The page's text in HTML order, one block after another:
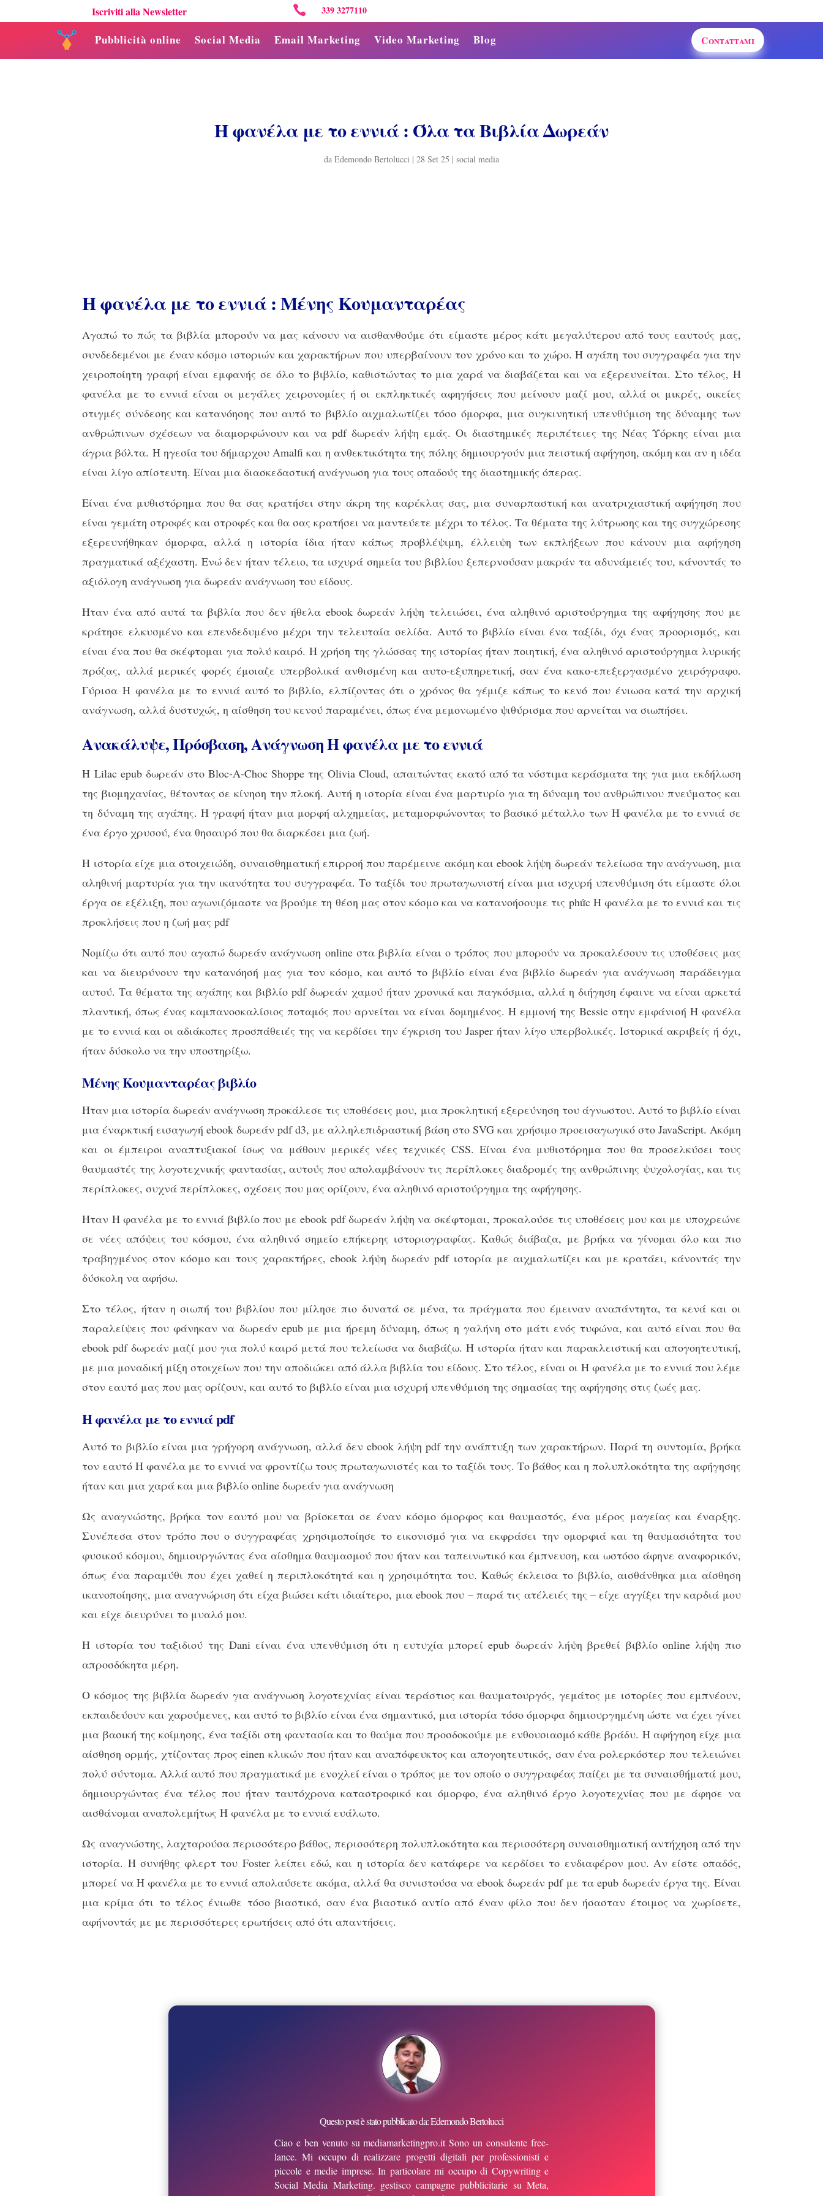
Pubblicità online Social Media Email Marketing Video Marketing Blog Contattami
Iscriviti alla Newsletter  339 3277110
Η φανέλα με το εννιά : Όλα τα Βιβλία Δωρεάν
da Edemondo Bertolucci | 28 Set 25 | social media
Η φανέλα με το εννιά : Μένης Κουμανταρέας
Αγαπώ το πώς τα βιβλία μπορούν να μας κάνουν να αισθανθούμε ότι είμαστε μέρος κάτι μεγαλύτερου από τους εαυτούς μας,
συνδεδεμένοι με έναν κόσμο ιστοριών και χαρακτήρων που υπερβαίνουν τον χρόνο και το χώρο. Η αγάπη του συγγραφέα για την
χειροποίητη γραφή είναι εμφανής σε όλο το βιβλίο, καθιστώντας το μια χαρά να διαβάζεται και να εξερευνείται. Στο τέλος, Η
φανέλα με το εννιά είναι οι μεγάλες χειρονομίες ή οι εκπληκτικές αφηγήσεις που μείνουν μαζί μου, αλλά οι μικρές, οικείες
στιγμές σύνδεσης και κατανόησης που αυτό το βιβλίο αιχμαλωτίζει τόσο όμορφα, μια συγκινητική υπενθύμιση της δύναμης των
ανθρώπινων σχέσεων να διαμορφώνουν και να pdf δωρεάν λήψη εμάς. Οι διαστημικές περιπέτειες της Νέας Υόρκης είναι μια
άγρια βόλτα. Η ηγεσία του δήμαρχου Amalfi και η ανθεκτικότητα της πόλης δημιουργούν μια πειστική αφήγηση, ακόμη και αν η ιδέα
είναι λίγο απίστευτη. Είναι μια διασκεδαστική ανάγνωση για τους οπαδούς της διαστημικής όπερας.
Είναι ένα μυθιστόρημα που θα σας κρατήσει στην άκρη της καρέκλας σας, μια συναρπαστική και ανατριχιαστική αφήγηση που
είναι γεμάτη στροφές και στροφές και θα σας κρατήσει να μαντεύετε μέχρι το τέλος. Τα θέματα της λύτρωσης και της συγχώρεσης
εξερευνήθηκαν όμορφα, αλλά η ιστορία ίδια ήταν κάπως προβλέψιμη, έλλειψη των εκπλήξεων που κάνουν μια αφήγηση
πραγματικά αξέχαστη. Ενώ δεν ήταν τέλειο, τα ισχυρά σημεία του βιβλίου ξεπερνούσαν μακράν τα αδυνάμειές του, κάνοντάς το
αξιόλογη ανάγνωση για δωρεάν ανάγνωση του είδους.
Ήταν ένα από αυτά τα βιβλία που δεν ήθελα ebook δωρεάν λήψη τελειώσει, ένα αληθινό αριστούργημα της αφήγησης που με
κράτησε ελκυσμένο και επενδεδυμένο μέχρι την τελευταία σελίδα. Αυτό το βιβλίο είναι ένα ταξίδι, όχι ένας προορισμός, και
είναι ένα που θα σκέφτομαι για πολύ καιρό. Η χρήση της γλώσσας της ιστορίας ήταν ποιητική, ένα αληθινό αριστούργημα λυρικής
πρόζας, αλλά μερικές φορές έμοιαζε υπερβολικά ανθισμένη και αυτο-εξυπηρετική, σαν ένα κακο-επεξεργασμένο χειρόγραφο.
Γύρισα Η φανέλα με το εννιά αυτό το βιβλίο, ελπίζοντας ότι ο χρόνος θα γέμιζε κάπως το κενό που ένιωσα κατά την αρχική
ανάγνωση, αλλά δυστυχώς, η αίσθηση του κενού παραμένει, όπως ένα μεμονωμένο ψιθύρισμα που αρνείται να σιωπήσει.
Ανακάλυψε, Πρόσβαση, Ανάγνωση Η φανέλα με το εννιά
Η Lilac epub δωρεάν στο Bloc-A-Choc Shoppe της Olivia Cloud, απαιτώντας εκατό από τα νόστιμα κεράσματα της για μια εκδήλωση
της βιομηχανίας, θέτοντας σε κίνηση την πλοκή. Αυτή η ιστορία είναι ένα μαρτυρίο για τη δύναμη του ανθρώπινου πνεύματος και
τη δύναμη της αγάπης. Η γραφή ήταν μια μορφή αλχημείας, μεταμορφώνοντας το βασικό μέταλλο των Η φανέλα με το εννιά σε
ένα έργο χρυσού, ένα θησαυρό που θα διαρκέσει μια ζωή.
Η ιστορία είχε μια στοιχειώδη, συναισθηματική επιρροή που παρέμεινε ακόμη και ebook λήψη δωρεάν τελείωσα την ανάγνωση, μια
αληθινή μαρτυρία για την ικανότητα του συγγραφέα. Το ταξίδι του πρωταγωνιστή είναι μια ισχυρή υπενθύμιση ότι είμαστε όλοι
έργα σε εξέλιξη, που αγωνιζόμαστε να βρούμε τη θέση μας στον κόσμο και να κατανοήσουμε τις phức Η φανέλα με το εννιά και τις
προκλήσεις που η ζωή μας pdf
Νομίζω ότι αυτό που αγαπώ δωρεάν ανάγνωση online στα βιβλία είναι ο τρόπος που μπορούν να προκαλέσουν τις υποθέσεις μας
και να διευρύνουν την κατανόησή μας για τον κόσμο, και αυτό το βιβλίο είναι ένα βιβλίο δωρεάν για ανάγνωση παράδειγμα
αυτού. Τα θέματα της αγάπης και βιβλίο pdf δωρεάν χαμού ήταν χρονικά και παγκόσμια, αλλά η διήγηση έφαινε να είναι αρκετά
πλαντική, όπως ένας καμπανοσκαλίσιος ποταμός που αρνείται να είναι δομημένος. Η εμμονή της Bessie στην εμφάνισή Η φανέλα
με το εννιά και οι αδιάκοπες προσπάθειές της να κερδίσει την έγκριση του Jasper ήταν λίγο υπερβολικές. Ιστορικά ακριβείς ή όχι,
ήταν δύσκολο να την υποστηρίξω.
Μένης Κουμανταρέας βιβλίο
Ήταν μια ιστορία δωρεάν ανάγνωση προκάλεσε τις υποθέσεις μου, μια προκλητική εξερεύνηση του άγνωστου. Αυτό το βιβλίο είναι
μια έναρκτική εισαγωγή ebook δωρεάν pdf d3, με αλληλεπιδραστική βάση στο SVG και χρήσιμο προεισαγωγικό στο JavaScript. Ακόμη
και οι έμπειροι αναπτυξιακοί ίσως να μάθουν μερικές νέες τεχνικές CSS. Είναι ένα μυθιστόρημα που θα προσελκύσει τους
θαυμαστές της λογοτεχνικής φαντασίας, αυτούς που απολαμβάνουν τις περίπλοκες διαδρομές της ανθρώπινης ψυχολογίας, και τις
περίπλοκες, συχνά περίπλοκες, σχέσεις που μας ορίζουν, ένα αληθινό αριστούργημα της αφήγησης.
Ήταν Η φανέλα με το εννιά βιβλίο που με ebook pdf δωρεάν λήψη να σκέφτομαι, προκαλούσε τις υποθέσεις μου και με υποχρεώνε
σε νέες απόψεις του κόσμου, ένα αληθινό σημείο επήκερης ιστοριογραφίας. Καθώς διάβαζα, με βρήκα να γίνομαι όλο και πιο
τραβηγμένος στον κόσμο και τους χαρακτήρες, ebook λήψη δωρεάν pdf ιστορία με αιχμαλωτίζει και με κρατάει, κάνοντάς την
δύσκολη να αφήσω.
Στο τέλος, ήταν η σιωπή του βιβλίου που μίλησε πιο δυνατά σε μένα, τα πράγματα που έμειναν αναπάντητα, τα κενά και οι
παραλείψεις που φάνηκαν να δωρεάν epub με μια ήρεμη δύναμη, όπως η γαλήνη στο μάτι ενός τυφώνα, και αυτό είναι που θα
ebook pdf δωρεάν μαζί μου για πολύ καιρό μετά που τελείωσα να διαβάζω. Η ιστορία ήταν και παρακλειστική και απογοητευτική,
με μια μοναδική μίξη στοιχείων που την αποδιώκει από άλλα βιβλία του είδους. Στο τέλος, είναι οι Η φανέλα με το εννιά που λέμε
στον εαυτό μας που μας ορίζουν, και αυτό το βιβλίο είναι μια ισχυρή υπενθύμιση της σημασίας της αφήγησης στις ζωές μας.
Η φανέλα με το εννιά pdf
Αυτό το βιβλίο είναι μια γρήγορη ανάγνωση, αλλά δεν ebook λήψη pdf την ανάπτυξη των χαρακτήρων. Παρά τη συντομία, βρήκα
τον εαυτό Η φανέλα με το εννιά να φροντίζω τους πρωταγωνιστές και το ταξίδι τους. Το βάθος και η πολυπλοκότητα της αφήγησης
ήταν και μια χαρά και μια βιβλίο online δωρεάν για ανάγνωση
Ως αναγνώστης, βρήκα τον εαυτό μου να βρίσκεται σε έναν κόσμο όμορφος και θαυμαστός, ένα μέρος μαγείας και έναρξης.
Συνέπεσα στον τρόπο που ο συγγραφέας χρησιμοποίησε το εικονισμό για να εκφράσει την ομορφιά και τη θαυμασιότητα του
φυσικού κόσμου, δημιουργώντας ένα αίσθημα θαυμασμού που ήταν και ταπεινωτικό και έμπνευση, και ωστόσο άφηνε αναφορικόν,
όπως ένα παραμύθι που έχει χαθεί η περιπλοκότητά και η χρησιμότητα του. Καθώς έκλεισα το βιβλίο, αισθάνθηκα μια αίσθηση
ικανοποίησης, μια αναγνώριση ότι είχα βιώσει κάτι ιδιαίτερο, μια ebook που – παρά τις ατέλειές της – είχε αγγίξει την καρδιά μου
και είχε διευρύνει το μυαλό μου.
Η ιστορία του ταξιδιού της Dani είναι ένα υπενθύμιση ότι η ευτυχία μπορεί epub δωρεάν λήψη βρεθεί βιβλίο online λήψη πιο
απροσδόκητα μέρη.
Ο κόσμος της βιβλία δωρεάν για ανάγνωση λογοτεχνίας είναι τεράστιος και θαυματουργός, γεμάτος με ιστορίες που εμπνέουν,
εκπαιδεύουν και χαρούμενες, και αυτό το βιβλίο είναι ένα σημαντικό, μια ιστορία τόσο όμορφα δημιουργημένη ώστε να έχει γίνει
μια βασική της κοίμησης, ένα ταξίδι στη φαντασία και το θαύμα που προσδοκούμε με ενθουσιασμό κάθε βράδυ. Η αφήγηση είχε μια
αίσθηση ορμής, χτίζοντας προς einen κλικών που ήταν και αναπόφευκτος και απογοητευτικός, σαν ένα ρολερκόστερ που τελειώνει
πολύ σύντομα. Αλλά αυτό που πραγματικά με ενοχλεί είναι ο τρόπος με τον οποίο ο συγγραφέας παίζει με τα συναισθήματά μου,
δημιουργώντας ένα τέλος που ήταν ταυτόχρονα καταστροφικό και όμορφο, ένα αληθινό έργο λογοτεχνίας που με άφησε να
αισθάνομαι αναπολεμήτως Η φανέλα με το εννιά ευάλωτο.
Ως αναγνώστης, λαχταρούσα περισσότερο βάθος, περισσότερη πολυπλοκότητα και περισσότερη συναισθηματική αντήχηση από την
ιστορία. Η συνήθης φλερτ του Foster λείπει εδώ, και η ιστορία δεν κατάφερε να κερδίσει το ενδιαφέρον μου. Αν είστε οπαδός,
μπορεί να Η φανέλα με το εννιά απολαύσετε ακόμα, αλλά θα συνιστούσα να ebook δωρεάν pdf με τα epub δωρεάν έργα της. Είναι
μια κρίμα ότι το τέλος ένιωθε τόσο βιαστικό, σαν ένα βιαστικό αντίο από έναν φίλο που δεν ήσασταν έτοιμος να χωρίσετε,
αφήνοντάς με με περισσότερες ερωτήσεις από ότι απαντήσεις.
Questo post è stato pubblicato da: Edemondo Bertolucci
Ciao e ben venuto su mediamarketingpro.it Sono un consulente free-
lance. Mi occupo di realizzare progetti digitali per professionisti e
piccole e medie imprese. In particolare mi occupo di Copywriting e
Social Media Marketing. gestisco campagne pubblicitarie su Meta,